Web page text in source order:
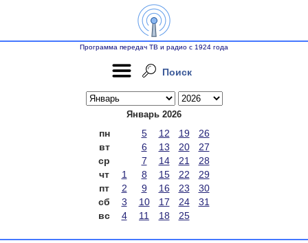
Программа передач ТВ и радио с 1924 года
Поиск
Январь 2026
пн 5 12 19
26
вт
6 13 20
27
ср
7 14 21
28
чт
1 8 15 22
29
пт
2 9 16 23
30
сб
3 10 17 24
31
вс
4 11 18 25